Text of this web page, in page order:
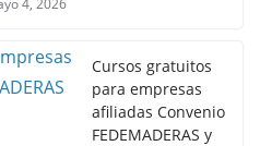
4, 2026
Cursos gratuitos
para empresas
afiliadas Convenio
FEDEMADERAS y